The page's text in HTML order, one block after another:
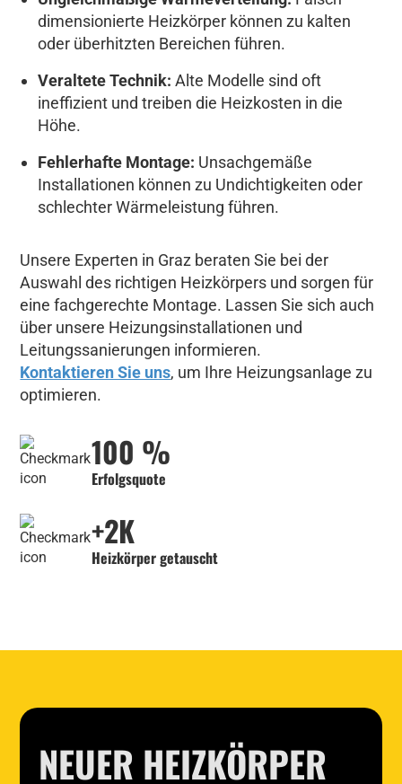
dimensionierte Heizkörper können zu kalten
oder überhitzten Bereichen führen.
Veraltete Technik: Alte Modelle sind oft
ineffizient und treiben die Heizkosten in die
Höhe.
Fehlerhafte Montage: Unsachgemäße
Installationen können zu Undichtigkeiten oder
schlechter Wärmeleistung führen.
Unsere Experten in Graz beraten Sie bei der
Auswahl des richtigen Heizkörpers und sorgen für
eine fachgerechte Montage. Lassen Sie sich auch
über unsere Heizungsinstallationen und
Leitungssanierungen informieren.
Kontaktieren Sie uns, um Ihre Heizungsanlage zu
optimieren.
100 %
Erfolgsquote
+2K
Heizkörper getauscht
NEUER HEIZKÖRPER